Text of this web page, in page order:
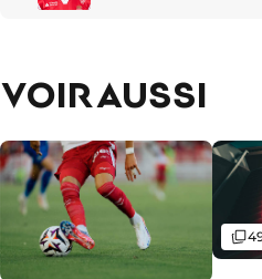
VOIR AUSSI